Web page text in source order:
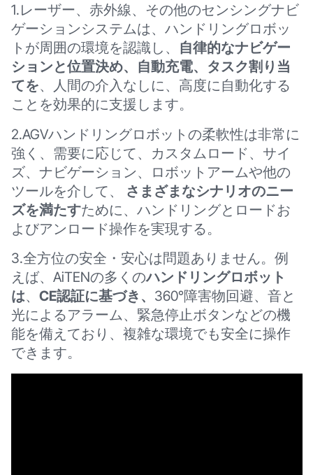
1.レーザー、赤外線、その他のセンシングナビ
ゲーションシステムは、ハンドリングロボッ
トが周囲の環境を認識し、 自律的なナビゲー
ションと位置決め、自動充電、タスク割り当
てを、人間の介入なしに、高度に自動化する
ことを効果的に支援します。
2.AGVハンドリングロボットの柔軟性は非常に
強く、需要に応じて、カスタムロード、サイ
ズ、ナビゲーション、ロボットアームや他の
ツールを介して、
さまざまなシナリオのニー
ズを満たすために、ハンドリングとロードお
よびアンロード操作を実現する。
3.全方位の安全・安心は問題ありません。例
えば、AiTENの多くのハンドリングロボット
は、 CE認証に基づき、 360°障害物回避、音と
光によるアラーム、緊急停止ボタンなどの機
能を備えており、複雑な環境でも安全に操作
できます。